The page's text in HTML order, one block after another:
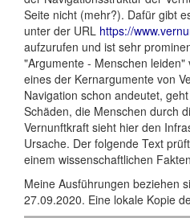
Seite nicht (mehr?). Dafür gibt
unter der URL https://
aufzurufen und ist sehr
"Argumente - Menschen
eines der Kernargumente von
Navigation schon andeutet,
Schäden, die Menschen durch
Vernunftkraft sieht hier den
Ursache. Der folgende Text
einem wissenschaftlichen
Meine Ausführungen beziehen
27.09.2020. Eine lokale Kopie